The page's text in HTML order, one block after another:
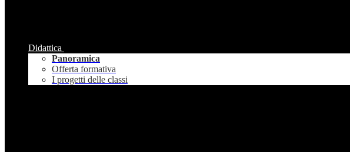
Didattica
Panoramica
Offerta formativa
I progetti delle classi